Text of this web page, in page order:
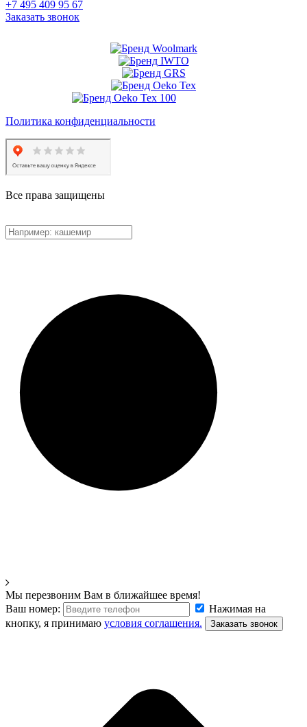
+7 495 409 95 67
Заказать звонок
Политика конфиденциальности
Все права защищены
Мы перезвоним Вам в ближайшее время!
Ваш номер:
Нажимая на
кнопку, я принимаю условия соглашения.